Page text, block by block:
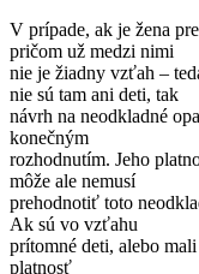
V prípade, ak je žena
pričom už medzi nimi
nie je žiadny vzťah –
nie sú tam ani deti, tak
návrh na neodkladné
konečným
rozhodnutím. Jeho
môže ale nemusí
prehodnotiť toto
Ak sú vo vzťahu
prítomné deti, alebo
platnosť